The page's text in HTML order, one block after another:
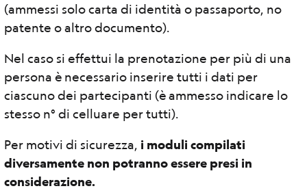
(ammessi solo carta di identità o passaporto, no
patente o altro documento).
Nel caso si effettui la prenotazione per più di una
persona è necessario inserire tutti i dati per
ciascuno dei partecipanti (è ammesso indicare lo
stesso n° di celluare per tutti).
Per motivi di sicurezza, i moduli compilati
diversamente non potranno essere presi in
considerazione.